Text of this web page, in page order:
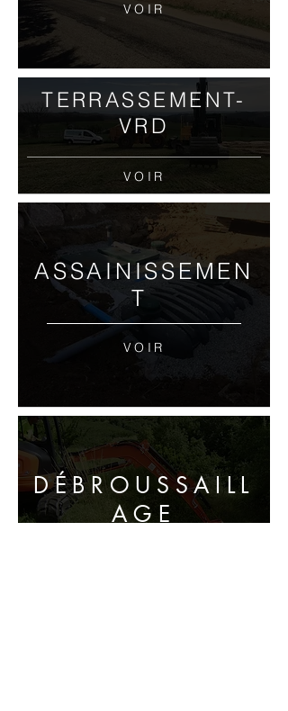
VOIR
TERRASSEMENT-
VRD
VOIR
ASSAINISSEMEN
T
VOIR
DÉBROUSSAILL
AGE